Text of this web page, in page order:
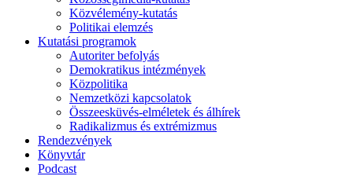
Közvélemény-kutatás
Politikai elemzés
Kutatási programok
Autoriter befolyás
Demokratikus intézmények
Közpolitika
Nemzetközi kapcsolatok
Összeesküvés-elméletek és álhírek
Radikalizmus és extrémizmus
Rendezvények
Könyvtár
Podcast